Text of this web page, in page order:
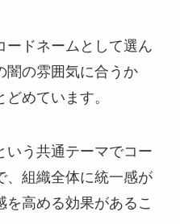
ードネームとして選ん
闇の雰囲気に合うか
めています。
いう共通テーマでコー
、組織全体に統一感が
高める効果があるこ